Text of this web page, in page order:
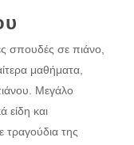
σπουδές σε πιάνο,
μαθήματα,
Μεγάλο
είδη και
τραγούδια της